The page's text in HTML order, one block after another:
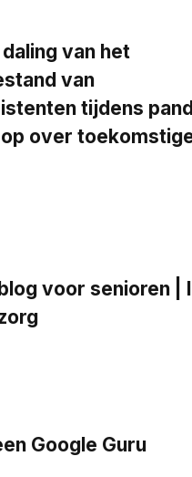
daling van het
van
tijdens
over
voor senioren |
Google Guru